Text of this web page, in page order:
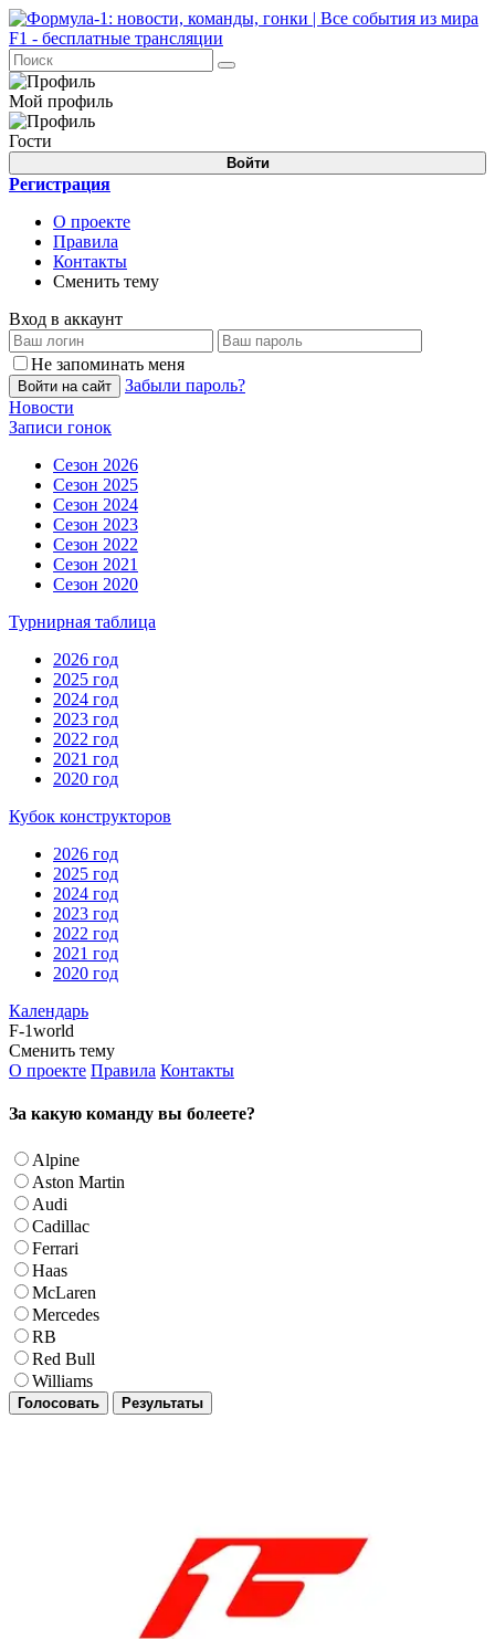
Мой профиль
Гости
Войти
Регистрация
О проекте
Правила
Контакты
Сменить тему
Вход в аккаунт
Не запоминать меня
Войти на сайт
Забыли пароль?
Новости
Записи гонок
Сезон 2026
Сезон 2025
Сезон 2024
Сезон 2023
Сезон 2022
Сезон 2021
Сезон 2020
Турнирная таблица
2026 год
2025 год
2024 год
2023 год
2022 год
2021 год
2020 год
Кубок конструкторов
2026 год
2025 год
2024 год
2023 год
2022 год
2021 год
2020 год
Календарь
F-1world
Сменить тему
О проекте Правила Контакты
За какую команду вы болеете?
Alpine
Aston Martin
Audi
Cadillac
Ferrari
Haas
McLaren
Mercedes
RB
Red Bull
Williams
Голосовать Результаты